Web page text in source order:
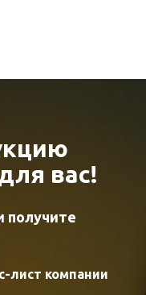
вас!
получите
лист компании